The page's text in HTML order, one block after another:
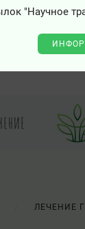
"Научное
ЛЕЧЕНИЕ